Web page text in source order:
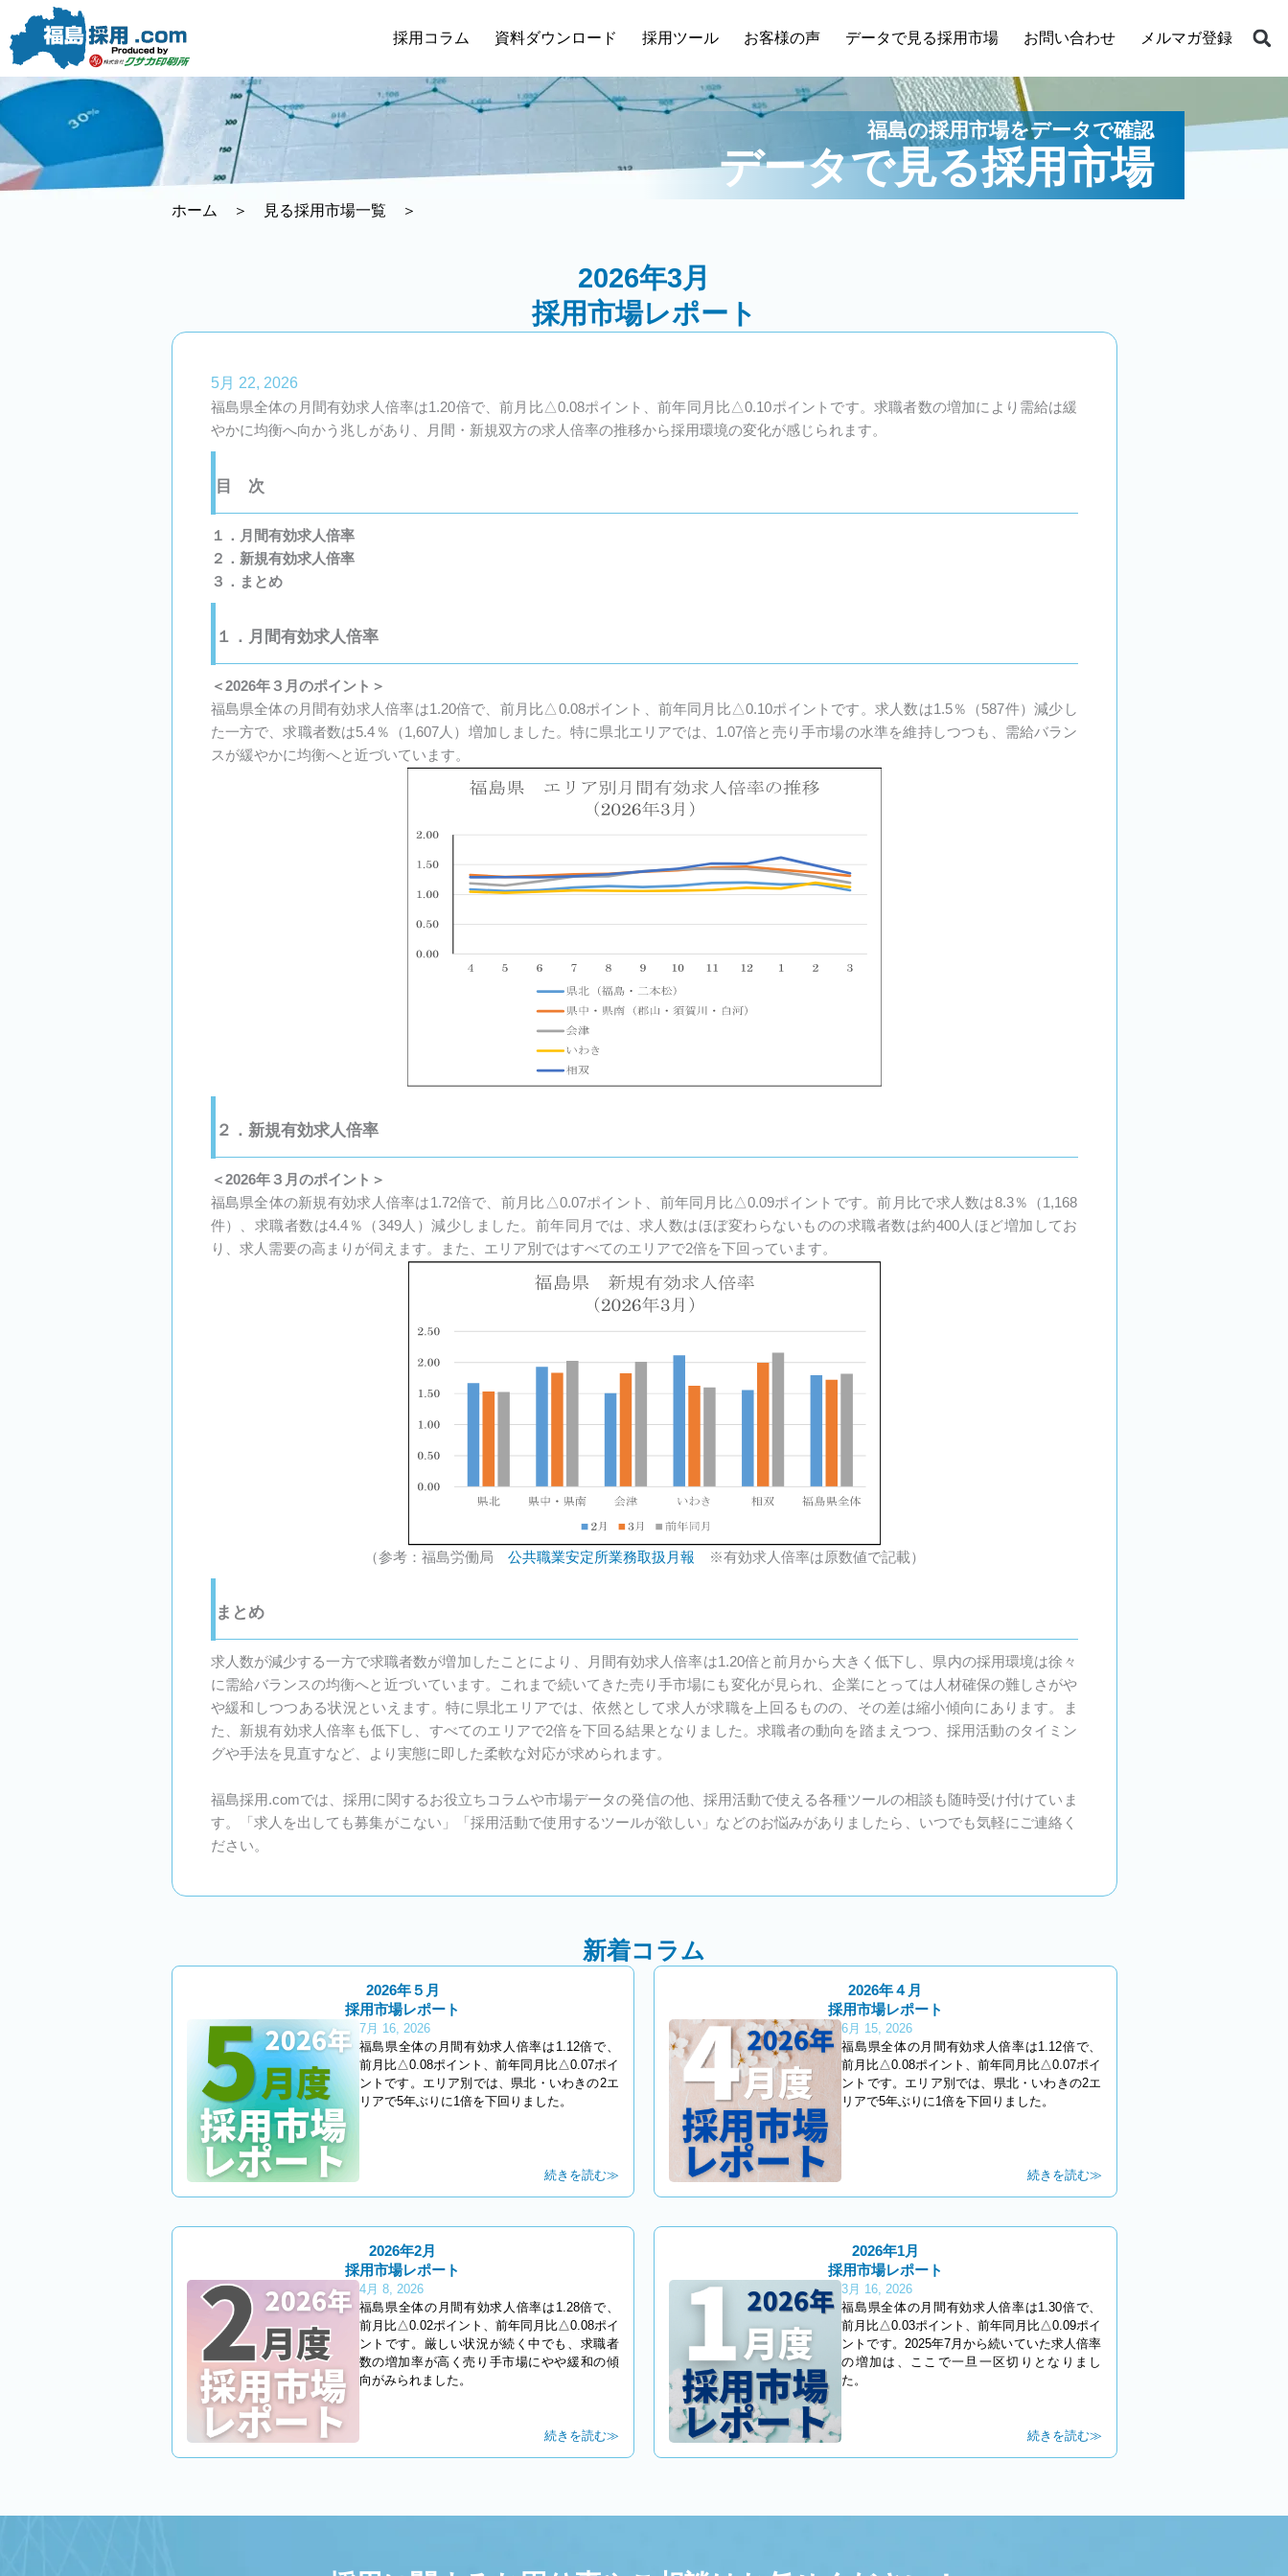
容
を
ッ
プ
採用コラム 資料ダウンロード 採用ツール お客様の声 データで見る採用市場 お問い合わせ メルマガ登録
福島の採用市場をデータで確認
データで見る採用市場
ホーム ＞ 見る採用市場一覧 ＞
2026年3月
採用市場レポート
5月 22, 2026
福島県全体の月間有効求人倍率は1.20倍で、前月比△0.08ポイント、前年同月比△0.10ポイントです。求職者数の増加により需給は緩
やかに均衡へ向かう兆しがあり、月間・新規双方の求人倍率の推移から採用環境の変化が感じられます。
目 次
１．月間有効求人倍率
２．新規有効求人倍率
３．まとめ
１．月間有効求人倍率
＜2026年３月のポイント＞
福島県全体の月間有効求人倍率は1.20倍で、前月比△0.08ポイント、前年同月比△0.10ポイントです。求人数は1.5％（587件）減少し
た一方で、求職者数は5.4％（1,607人）増加しました。特に県北エリアでは、1.07倍と売り手市場の水準を維持しつつも、需給バラン
スが緩やかに均衡へと近づいています。
２．新規有効求人倍率
＜2026年３月のポイント＞
福島県全体の新規有効求人倍率は1.72倍で、前月比△0.07ポイント、前年同月比△0.09ポイントです。前月比で求人数は8.3％（1,168
件）、求職者数は4.4％（349人）減少しました。前年同月では、求人数はほぼ変わらないものの求職者数は約400人ほど増加してお
り、求人需要の高まりが伺えます。また、エリア別ではすべてのエリアで2倍を下回っています。
（参考：福島労働局 公共職業安定所業務取扱月報 ※有効求人倍率は原数値で記載）
まとめ
求人数が減少する一方で求職者数が増加したことにより、月間有効求人倍率は1.20倍と前月から大きく低下し、県内の採用環境は徐々
に需給バランスの均衡へと近づいています。これまで続いてきた売り手市場にも変化が見られ、企業にとっては人材確保の難しさがや
や緩和しつつある状況といえます。特に県北エリアでは、依然として求人が求職を上回るものの、その差は縮小傾向にあります。ま
た、新規有効求人倍率も低下し、すべてのエリアで2倍を下回る結果となりました。求職者の動向を踏まえつつ、採用活動のタイミン
グや手法を見直すなど、より実態に即した柔軟な対応が求められます。
福島採用.comでは、採用に関するお役立ちコラムや市場データの発信の他、採用活動で使える各種ツールの相談も随時受け付けていま
す。「求人を出しても募集がこない」「採用活動で使用するツールが欲しい」などのお悩みがありましたら、いつでも気軽にご連絡く
ださい。
新着コラム​
2026年５月
採用市場レポート
7月 16, 2026
福島県全体の月間有効求人倍率は1.12倍で、
前月比△0.08ポイント、前年同月比△0.07ポイ
ントです。エリア別では、県北・いわきの2エ
リアで5年ぶりに1倍を下回りました。
続きを読む≫
2026年４月
採用市場レポート
6月 15, 2026
福島県全体の月間有効求人倍率は1.12倍で、
前月比△0.08ポイント、前年同月比△0.07ポイ
ントです。エリア別では、県北・いわきの2エ
リアで5年ぶりに1倍を下回りました。
続きを読む≫
2026年2月
採用市場レポート
4月 8, 2026
福島県全体の月間有効求人倍率は1.28倍で、
前月比△0.02ポイント、前年同月比△0.08ポイ
ントです。厳しい状況が続く中でも、求職者
数の増加率が高く売り手市場にやや緩和の傾
向がみられました。
続きを読む≫
2026年1月
採用市場レポート
3月 16, 2026
福島県全体の月間有効求人倍率は1.30倍で、
前月比△0.03ポイント、前年同月比△0.09ポイ
ントです。2025年7月から続いていた求人倍率
の増加は、ここで一旦一区切りとなりまし
た。
続きを読む≫